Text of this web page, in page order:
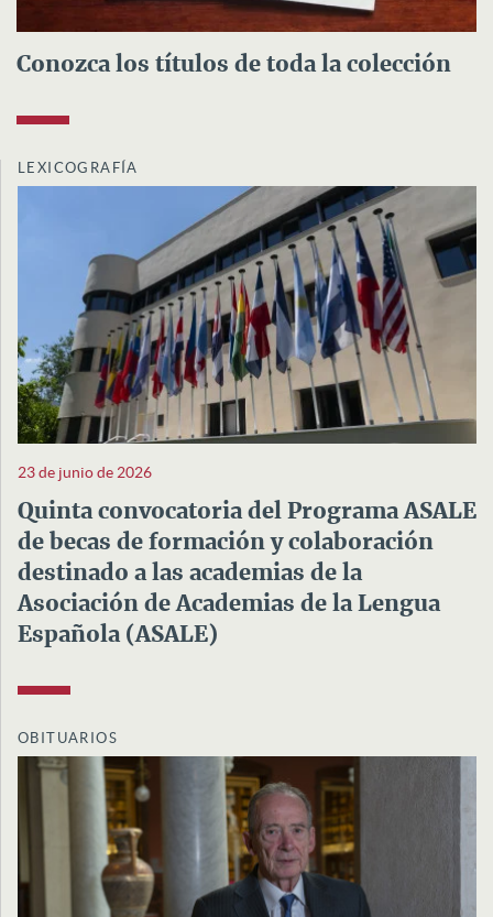
Conozca los títulos de toda la colección
LEXICOGRAFÍA
23 de junio de 2026
Quinta convocatoria del Programa ASALE
de becas de formación y colaboración
destinado a las academias de la
Asociación de Academias de la Lengua
Española (ASALE)
OBITUARIOS